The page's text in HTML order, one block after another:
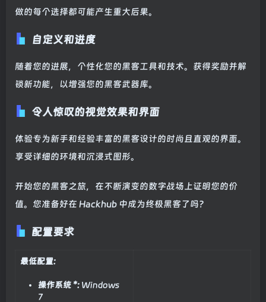
做的每个选择都可能产生重大后果。
自定义和进度
随着您的进展，个性化您的黑客工具和技术。获得奖励并解
锁新功能，以增强您的黑客武器库。
令人惊叹的视觉效果和界面
体验专为新手和经验丰富的黑客设计的时尚且直观的界面。
享受详细的环境和沉浸式图形。
开始您的黑客之旅，在不断演变的数字战场上证明您的价
值。您准备好在 Hackhub 中成为终极黑客了吗？
配置要求
最低配置:
操作系统 *: Windows
7